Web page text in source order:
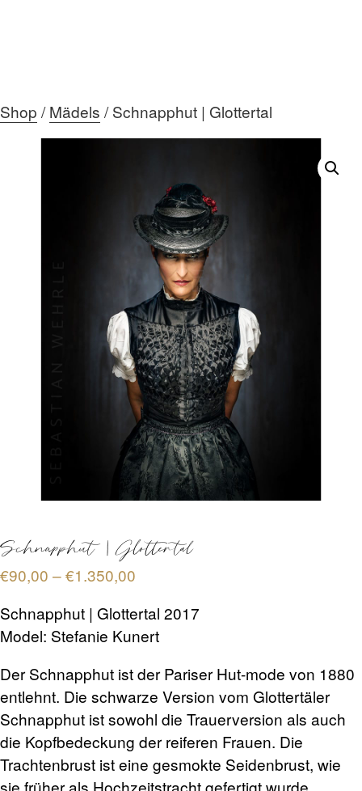
ÜBER MICH
DIE GALERIE
AKTUELLES
MEIN TEAM
TERMINBUCHUNG
KONTAKT
SHOP
0 Artikel €0,00
Shop /Mädels / Schnapphut | Glottertal
Schnapphut | Glottertal
€90,00 –€1.350,00
bis
€1.350,00
Schnapphut | Glottertal 2017
Model: Stefanie Kunert
Der Schnapphut ist der Pariser Hut-mode von 1880
entlehnt. Die schwarze Version vom Glottertäler
Schnapphut ist sowohl die Trauerversion als auch
die Kopfbedeckung der reiferen Frauen. Die
Trachtenbrust ist eine gesmokte Seidenbrust, wie